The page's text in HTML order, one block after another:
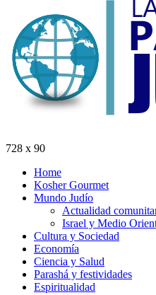
728 x 90
Home
Kosher Gourmet
Mundo Judío
Actualidad
Israel y Medio
Cultura y Sociedad
Economía
Ciencia y Salud
Parashá y festividades
Espiritualidad